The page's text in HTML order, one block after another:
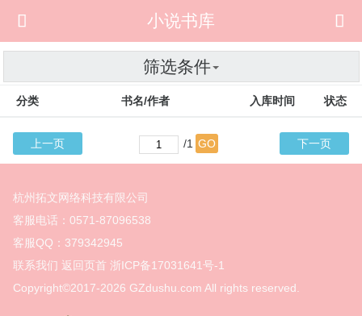
 
小说书库
筛选条件
分类 书名/作者 入库时间 状态
上一页 /1 GO 下一页
杭州拓文网络科技有限公司
客服电话：0571-87096538
客服QQ：379342945
联系我们 返回页首 浙ICP备17031641号-1
Copyright©2017-2026 GZdushu.com All rights reserved.